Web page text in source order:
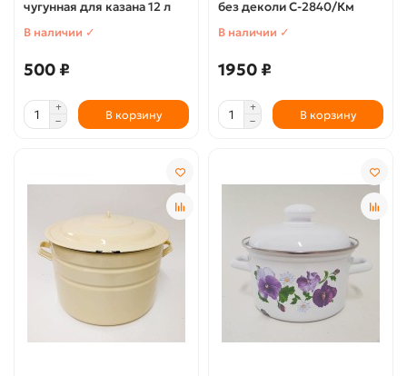
чугунная для казана 12 л
В наличии ✓
500 ₽
В корзину
без деколи С-2840/Км
В наличии ✓
1950 ₽
В корзину